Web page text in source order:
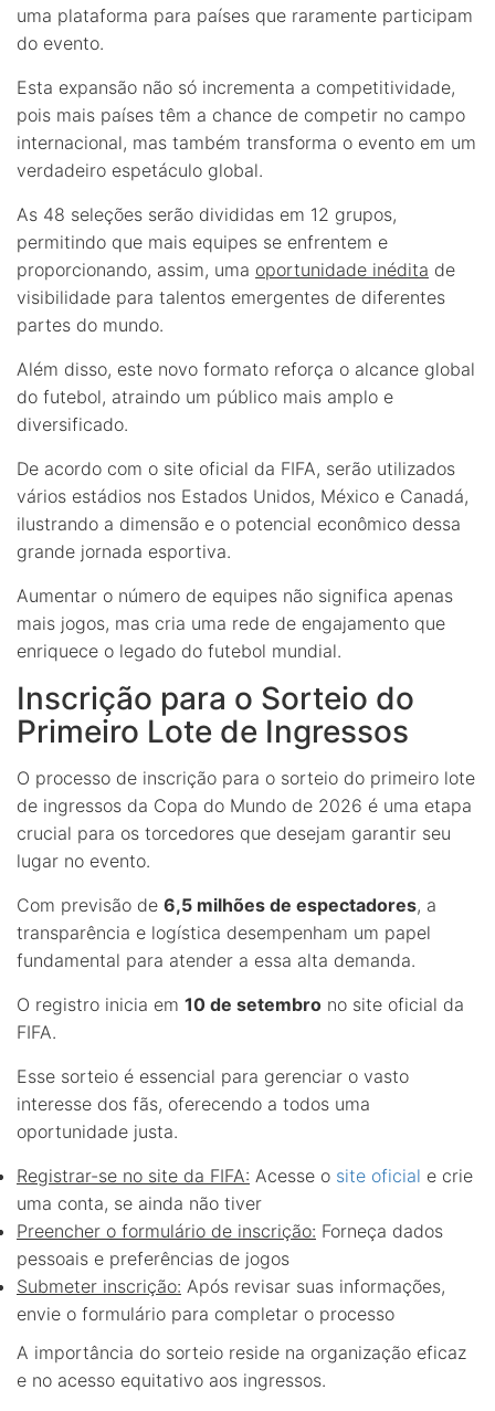
uma plataforma para países que raramente participam
do evento.
Esta expansão não só incrementa a competitividade,
pois mais países têm a chance de competir no campo
internacional, mas também transforma o evento em um
verdadeiro espetáculo global.
As 48 seleções serão divididas em 12 grupos,
permitindo que mais equipes se enfrentem e
proporcionando, assim, uma oportunidade inédita de
visibilidade para talentos emergentes de diferentes
partes do mundo.
Além disso, este novo formato reforça o alcance global
do futebol, atraindo um público mais amplo e
diversificado.
De acordo com o site oficial da FIFA, serão utilizados
vários estádios nos Estados Unidos, México e Canadá,
ilustrando a dimensão e o potencial econômico dessa
grande jornada esportiva.
Aumentar o número de equipes não significa apenas
mais jogos, mas cria uma rede de engajamento que
enriquece o legado do futebol mundial.
Inscrição para o Sorteio do
Primeiro Lote de Ingressos
O processo de inscrição para o sorteio do primeiro lote
de ingressos da Copa do Mundo de 2026 é uma etapa
crucial para os torcedores que desejam garantir seu
lugar no evento.
Com previsão de 6,5 milhões de espectadores, a
transparência e logística desempenham um papel
fundamental para atender a essa alta demanda.
O registro inicia em 10 de setembro no site oficial da
FIFA.
Esse sorteio é essencial para gerenciar o vasto
interesse dos fãs, oferecendo a todos uma
oportunidade justa.
Registrar-se no site da FIFA: Acesse o site oficial e crie
uma conta, se ainda não tiver
Preencher o formulário de inscrição: Forneça dados
pessoais e preferências de jogos
Submeter inscrição: Após revisar suas informações,
envie o formulário para completar o processo
A importância do sorteio reside na organização eficaz
e no acesso equitativo aos ingressos.